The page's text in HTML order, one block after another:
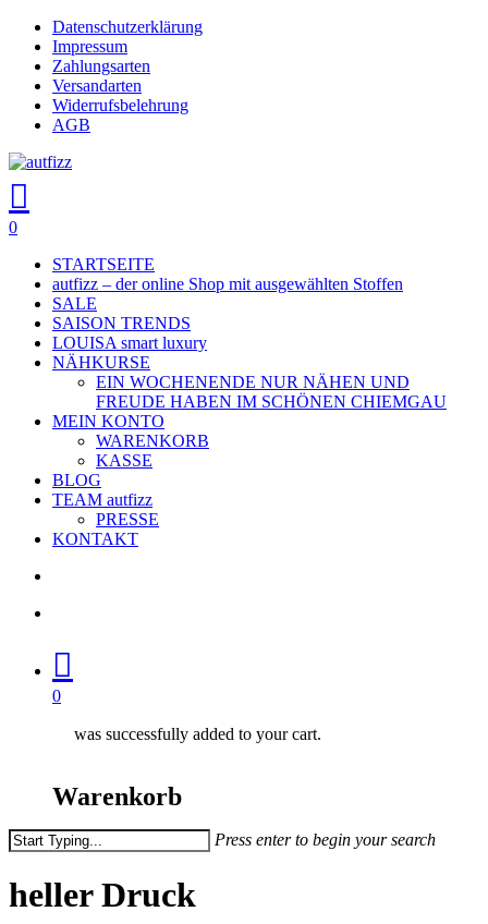
Skip
main
content
Datenschutzerklärung
Impressum
Zahlungsarten
Versandarten
Widerrufsbelehrung
AGB
search
account
0
STARTSEITE
autfizz – der online Shop mit ausgewählten Stoffen
SALE
SAISON TRENDS
LOUISA smart luxury
NÄHKURSE
EIN WOCHENENDE NUR NÄHEN UND
FREUDE HABEN IM SCHÖNEN CHIEMGAU
MEIN KONTO
WARENKORB
KASSE
BLOG
TEAM autfizz
PRESSE
KONTAKT
0
was successfully added to your cart.
Warenkorb
Press enter to begin your search
Search
heller Druck